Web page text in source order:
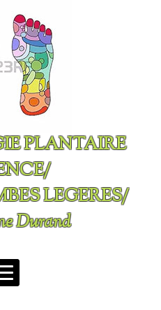
PLANTAIRE
LEGERES/
Durand